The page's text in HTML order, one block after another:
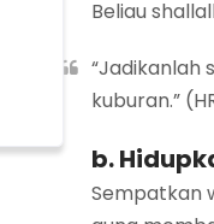
Beliau
“Jadikanlah
kuburan.”
b.
Sempatkan